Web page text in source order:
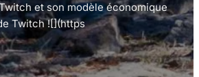
et son modèle économique
Twitch ![](https